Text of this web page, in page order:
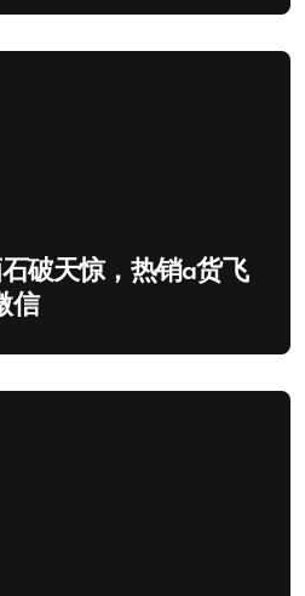
破天惊，热销a货飞
信